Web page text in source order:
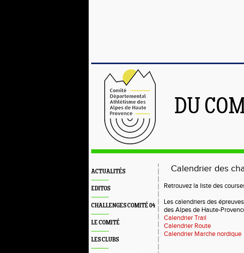
DU
ACTUALITÉS
EDITOS
CHALLENGES COMITÉ 04
LE COMITÉ
LES CLUBS
Calendrier des
Retrouvez la liste des
Les calendriers des
des Alpes de Haute-
Calendrier Trail
Calendrier Route
Calendrier Marche nordique